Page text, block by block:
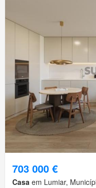
703 000 €
Casa em Lumiar,